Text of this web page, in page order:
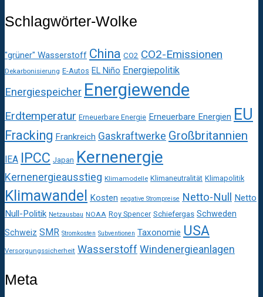
Schlagwörter-Wolke
"grüner" Wasserstoff China CO2 CO2-Emissionen
Dekarbonisierung E-Autos EL Niño Energiepolitik
Energiespeicher Energiewende
Erdtemperatur Erneuerbare Energie Erneuerbare Energien EU
Fracking Frankreich Gaskraftwerke Großbritannien
IEA IPCC Japan Kernenergie
Kernenergieausstieg Klimamodelle Klimaneutralität Klimapolitik
Klimawandel Kosten negative Strompreise Netto-Null Netto
Null-Politik Netzausbau NOAA Roy Spencer Schiefergas Schweden
Schweiz SMR Stromkosten Subventionen Taxonomie USA
Versorgungssicherheit Wasserstoff Windenergieanlagen
Meta